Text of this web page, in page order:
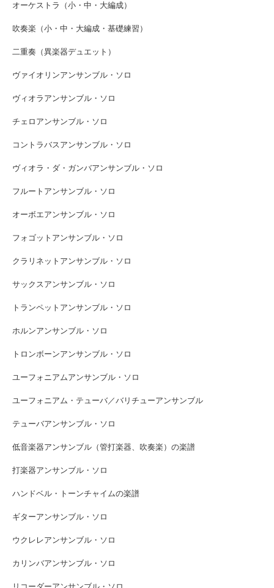
オーケストラ（小・中・大編成）
吹奏楽（小・中・大編成・基礎練習）
二重奏（異楽器デュエット）
ヴァイオリンアンサンブル・ソロ
ヴィオラアンサンブル・ソロ
チェロアンサンブル・ソロ
コントラバスアンサンブル・ソロ
ヴィオラ・ダ・ガンバアンサンブル・ソロ
フルートアンサンブル・ソロ
オーボエアンサンブル・ソロ
フォゴットアンサンブル・ソロ
クラリネットアンサンブル・ソロ
サックスアンサンブル・ソロ
トランペットアンサンブル・ソロ
ホルンアンサンブル・ソロ
トロンボーンアンサンブル・ソロ
ユーフォニアムアンサンブル・ソロ
ユーフォニアム・テューバ／バリチューアンサンブル
テューバアンサンブル・ソロ
低音楽器アンサンブル（管打楽器、吹奏楽）の楽譜
打楽器アンサンブル・ソロ
ハンドベル・トーンチャイムの楽譜
ギターアンサンブル・ソロ
ウクレレアンサンブル・ソロ
カリンバアンサンブル・ソロ